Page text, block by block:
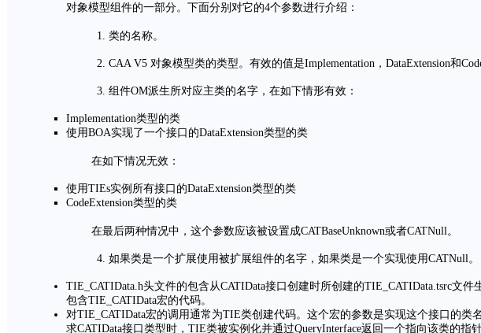
对象模型组件的一部分。下面分别对它的4个参数进行介绍：
1. 类的名称。
2. CAA V5 对象模型类的类型。有效的值是Implementation，DataExtension和
3. 组件OM派生所对应主类的名字，在如下情形有效：
Implementation类型的类
使用BOA实现了一个接口的DataExtension类型的类
在如下情况无效：
使用TIEs实例所有接口的DataExtension类型的类
CodeExtension类型的类
在最后两种情况中，这个参数应该被设置成CATBaseUnknown或者CATNull。
4. 如果类是一个扩展使用被扩展组件的名字，如果类是一个实现使用CATNull。
TIE_CATIData.h头文件的包含从CATIData接口创建时所创建的TIE_CATIData.tsrc文件
包含TIE_CATIData宏的代码。
对TIE_CATIData宏的调用通常为TIE类创建代码。这个宏的参数是实现这个接口的类
求CATIData接口类型时，TIE类被实例化并通过QueryInterface返回一个指向该类的指针